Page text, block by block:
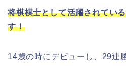
将棋棋士として活躍されてい
す！
14歳の時にデビューし、29連